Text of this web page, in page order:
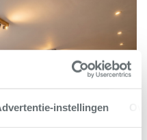
instellingen